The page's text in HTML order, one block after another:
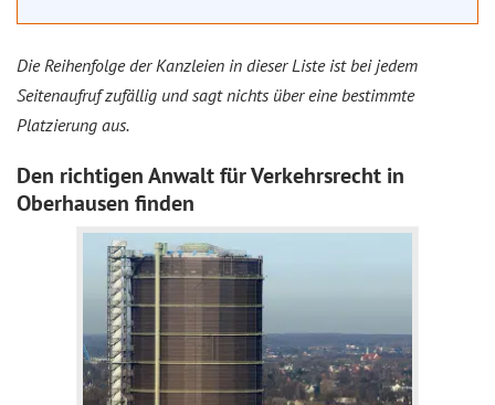
Die Reihenfolge der Kanzleien in dieser Liste ist bei jedem
Seitenaufruf zufällig und sagt nichts über eine bestimmte
Platzierung aus.
Den richtigen Anwalt für Verkehrsrecht in
Oberhausen finden